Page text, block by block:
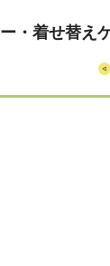
ー・着せ替え